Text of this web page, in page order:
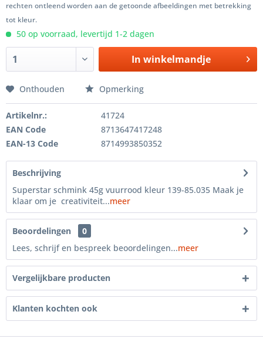
rechten ontleend worden aan de getoonde afbeeldingen met betrekking
tot kleur.
50 op voorraad, levertijd 1-2 dagen
In winkelmandje
Onthouden Opmerking
Artikelnr.:
41724
EAN Code
8713647417248
EAN-13 Code
8714993850352
Beschrijving
Superstar schmink 45g vuurrood kleur 139-85.035 Maak je
klaar om je creativiteit...meer
Beoordelingen
0
Lees, schrijf en bespreek beoordelingen...meer
Vergelijkbare producten
Klanten kochten ook